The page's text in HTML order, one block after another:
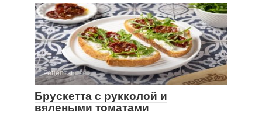
Рецепты
Брускетта с рукколой и
вялеными томатами